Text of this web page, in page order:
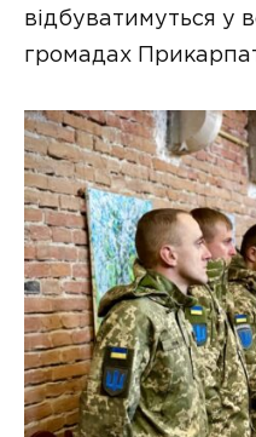
відбуватимуться у
громадах